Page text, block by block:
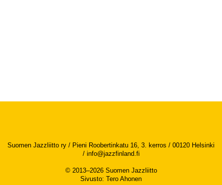
Suomen Jazzliitto ry / Pieni Roobertinkatu 16, 3. kerros / 00120 Helsinki
/ info@jazzfinland.fi
© 2013–2026 Suomen Jazzliitto
Sivusto: Tero Ahonen